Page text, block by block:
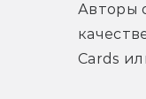
Авторы
Cards